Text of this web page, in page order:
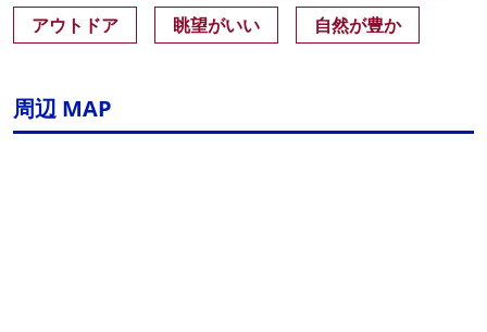
アウトドア 眺望がいい 自然が豊か
周辺 MAP